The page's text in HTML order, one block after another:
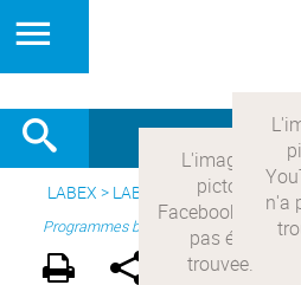
LABEX > LABEX COMOD> Version
Programmes blanc